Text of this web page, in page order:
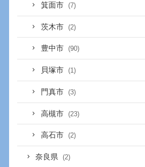
箕面市 (7)
茨木市 (2)
豊中市 (90)
貝塚市 (1)
門真市 (3)
高槻市 (23)
高石市 (2)
奈良県 (2)